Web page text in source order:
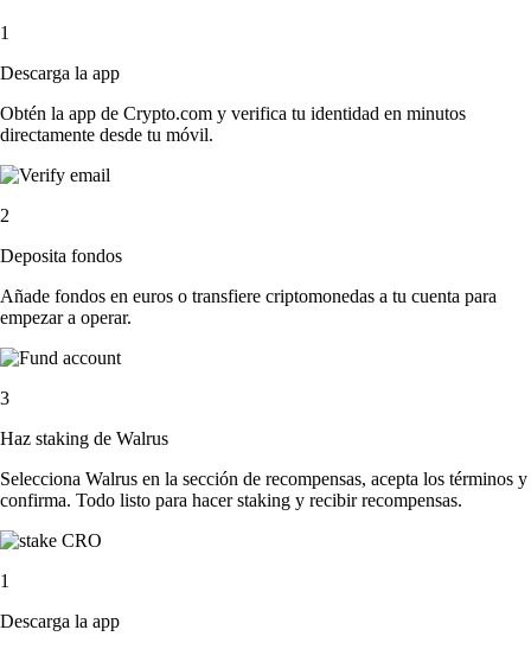
1
Descarga la app
Obtén la app de Crypto.com y verifica tu identidad en minutos
directamente desde tu móvil.
2
Deposita fondos
Añade fondos en euros o transfiere criptomonedas a tu cuenta para
empezar a operar.
3
Haz staking de Walrus
Selecciona Walrus en la sección de recompensas, acepta los términos y
confirma. Todo listo para hacer staking y recibir recompensas.
1
Descarga la app